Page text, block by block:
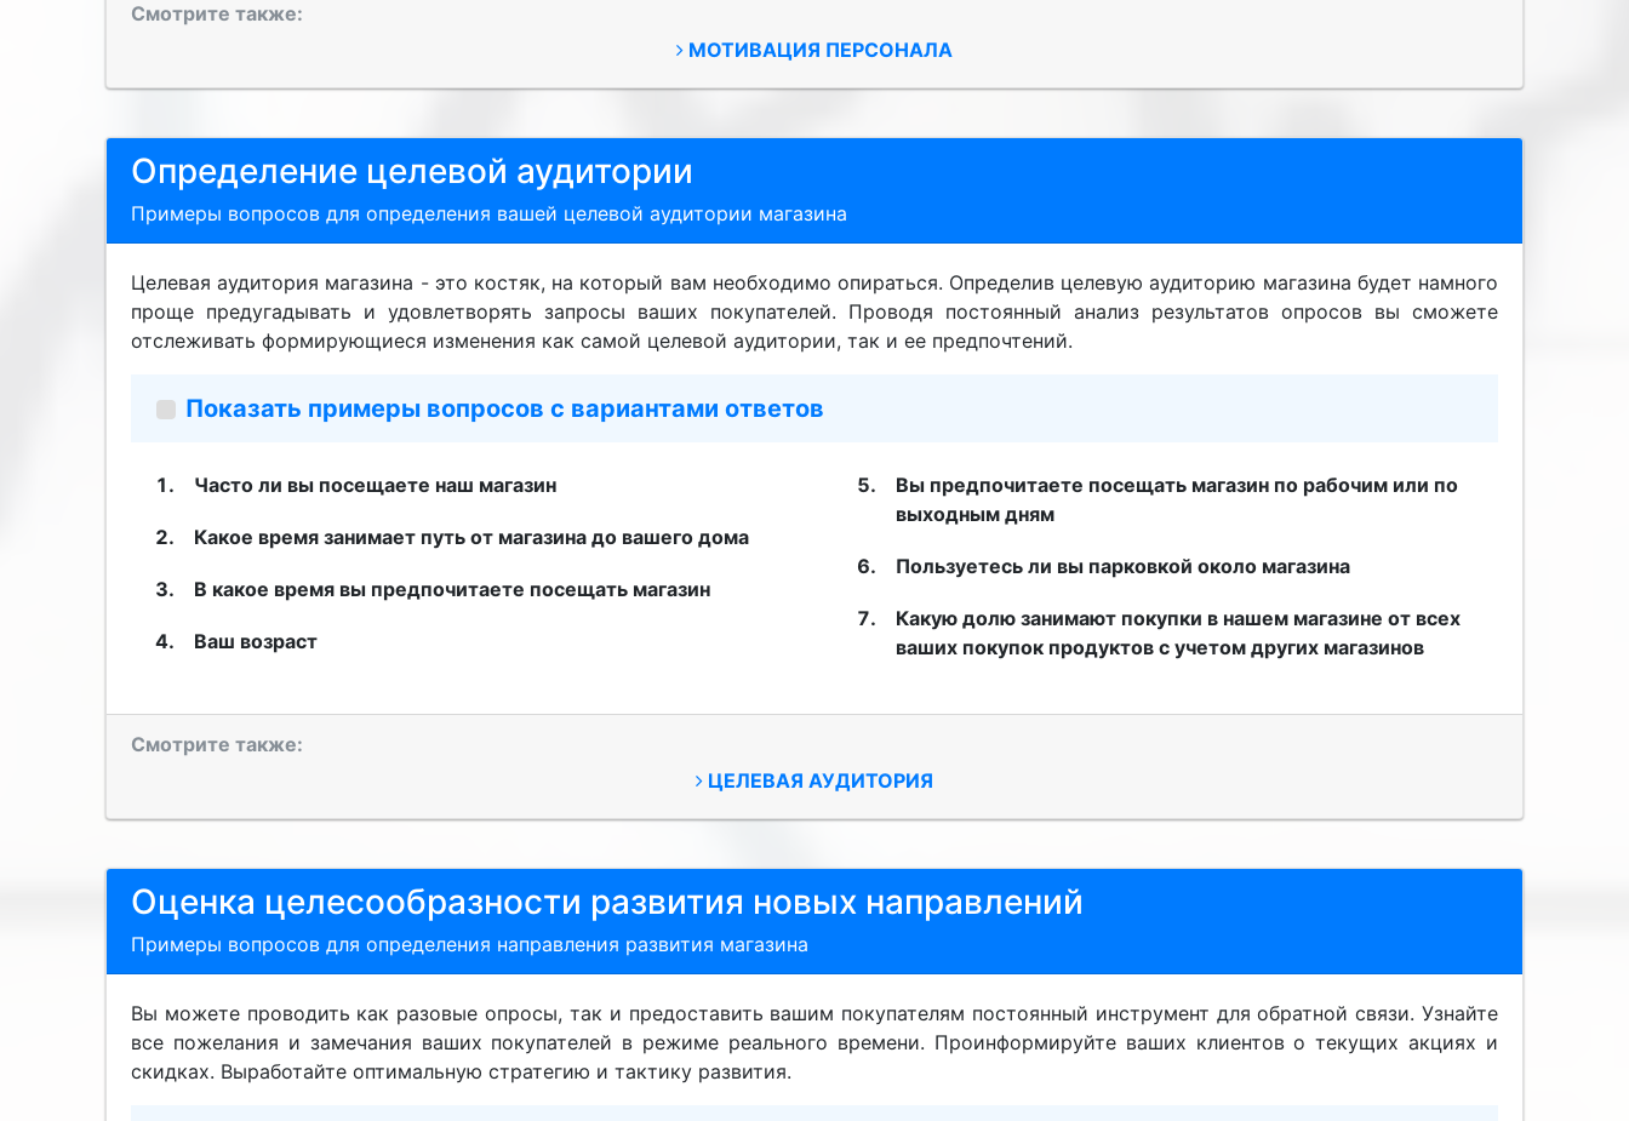
Смотрите также:
МОТИВАЦИЯ ПЕРСОНАЛА
Определение целевой аудитории
Примеры вопросов для определения вашей целевой аудитории магазина
Целевая аудитория магазина - это костяк, на который вам необходимо опираться. Определив целевую аудиторию магазина будет намного
проще предугадывать и удовлетворять запросы ваших покупателей. Проводя постоянный анализ результатов опросов вы сможете
отслеживать формирующиеся изменения как самой целевой аудитории, так и ее предпочтений.
Показать примеры вопросов с вариантами ответов
Часто ли вы посещаете наш магазин
Какое время занимает путь от магазина до вашего дома
В какое время вы предпочитаете посещать магазин
Ваш возраст
Вы предпочитаете посещать магазин по рабочим или по
выходным дням
Пользуетесь ли вы парковкой около магазина
Какую долю занимают покупки в нашем магазине от всех
ваших покупок продуктов с учетом других магазинов
Смотрите также:
ЦЕЛЕВАЯ АУДИТОРИЯ
Оценка целесообразности развития новых направлений
Примеры вопросов для определения направления развития магазина
Вы можете проводить как разовые опросы, так и предоставить вашим покупателям постоянный инструмент для обратной связи. Узнайте
все пожелания и замечания ваших покупателей в режиме реального времени. Проинформируйте ваших клиентов о текущих акциях и
скидках. Выработайте оптимальную стратегию и тактику развития.